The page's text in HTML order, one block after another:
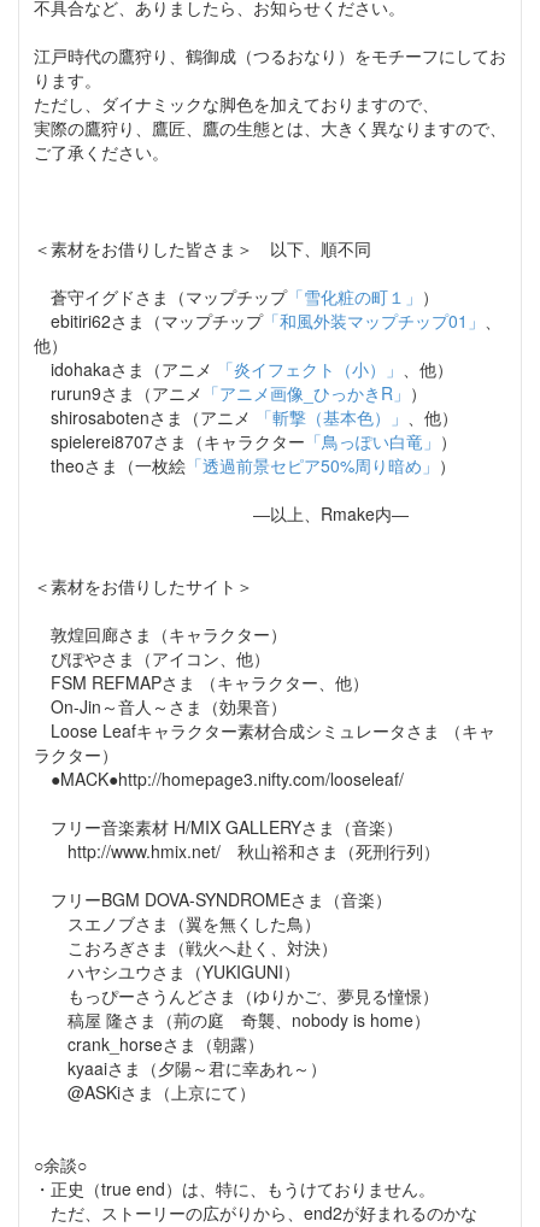
不具合など、ありましたら、お知らせください。
江戸時代の鷹狩り、鶴御成（つるおなり）をモチーフにしてお
ります。
ただし、ダイナミックな脚色を加えておりますので、
実際の鷹狩り、鷹匠、鷹の生態とは、大きく異なりますので、
ご了承ください。
＜素材をお借りした皆さま＞ 以下、順不同
蒼守イグドさま（マップチップ「雪化粧の町１」 ）
ebitiri62さま（マップチップ「和風外装マップチップ01」 、
他）
idohakaさま（アニメ 「炎イフェクト（小）」 、他）
rurun9さま（アニメ 「アニメ画像_ひっかきR」 ）
shirosabotenさま（アニメ 「斬撃（基本色）」 、他）
spielerei8707さま（キャラクター 「鳥っぽい白竜」 ）
theoさま（一枚絵 「透過前景セピア50%周り暗め」 ）
―以上、Rmake内―
＜素材をお借りしたサイト＞
敦煌回廊さま（キャラクター）
ぴぽやさま（アイコン、他）
FSM REFMAPさま （キャラクター、他）
On-Jin～音人～さま（効果音）
Loose Leafキャラクター素材合成シミュレータさま （キャ
ラクター）
●MACK●http://homepage3.nifty.com/looseleaf/
フリー音楽素材 H/MIX GALLERYさま（音楽）
http://www.hmix.net/ 秋山裕和さま（死刑行列）
フリーBGM DOVA-SYNDROMEさま（音楽）
スエノブさま（翼を無くした鳥）
こおろぎさま（戦火へ赴く、対決）
ハヤシユウさま（YUKIGUNI）
もっぴーさうんどさま（ゆりかご、夢見る憧憬）
稿屋 隆さま（荊の庭 奇襲、nobody is home）
crank_horseさま（朝露）
kyaaiさま（夕陽～君に幸あれ～）
@ASKiさま（上京にて）
○余談○
・正史（true end）は、特に、もうけておりません。
ただ、ストーリーの広がりから、end2が好まれるのかな